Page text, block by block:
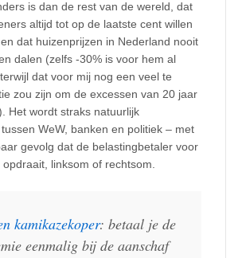
is dan de rest van de wereld, dat
altijd tot op de laatste cent willen
dat huizenprijzen in Nederland nooit
dalen (zelfs -30% is voor hem al
dat voor mij nog een veel te
zou zijn om de excessen van 20 jaar
Het wordt straks natuurlijk
WeW, banken en politiek – met
gevolg dat de belastingbetaler voor
linksom of rechtsom.
kamikazekoper: betaal je de
eenmalig bij de aanschaf